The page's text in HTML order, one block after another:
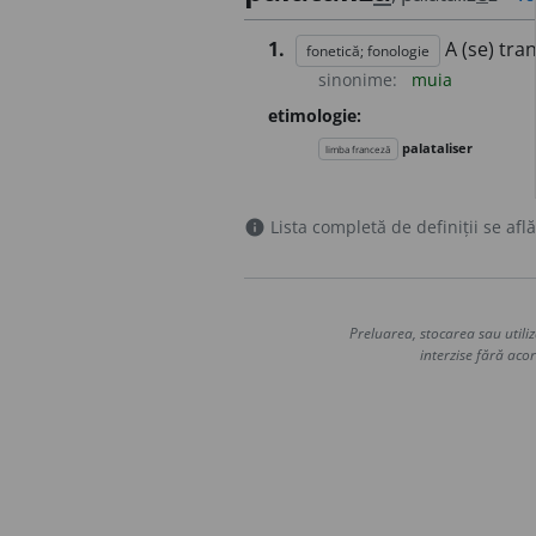
1. fonetică; fonologie A (se)
sinonime:
muia
etimologie:
limba franceză palataliser
info Lista completă de definiții se
Preluarea, stocarea sau
interzise fără